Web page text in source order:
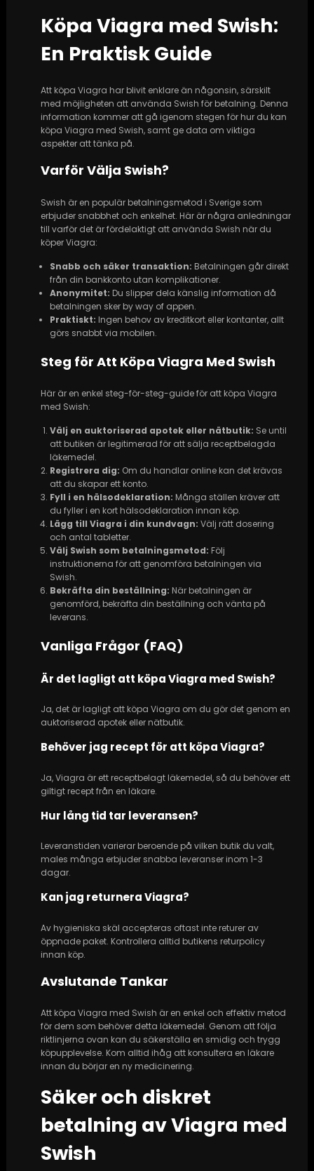
Köpa Viagra med Swish:
En Praktisk Guide
Att köpa Viagra har blivit enklare än någonsin, särskilt
med möjligheten att använda Swish för betalning. Denna
information kommer att gå igenom stegen för hur du kan
köpa Viagra med Swish, samt ge data om viktiga
aspekter att tänka på.
Varför Välja Swish?
Swish är en populär betalningsmetod i Sverige som
erbjuder snabbhet och enkelhet. Här är några anledningar
till varför det är fördelaktigt att använda Swish när du
köper Viagra:
Snabb och säker transaktion: Betalningen går direkt
från din bankkonto utan komplikationer.
Anonymitet: Du slipper dela känslig information då
betalningen sker by way of appen.
Praktiskt: Ingen behov av kreditkort eller kontanter, allt
görs snabbt via mobilen.
Steg för Att Köpa Viagra Med Swish
Här är en enkel steg-för-steg-guide för att köpa Viagra
med Swish:
Välj en auktoriserad apotek eller nätbutik: Se until
att butiken är legitimerad för att sälja receptbelagda
läkemedel.
Registrera dig: Om du handlar online kan det krävas
att du skapar ett konto.
Fyll i en hälsodeklaration: Många ställen kräver att
du fyller i en kort hälsodeklaration innan köp.
Lägg till Viagra i din kundvagn: Välj rätt dosering
och antal tabletter.
Välj Swish som betalningsmetod: Följ
instruktionerna för att genomföra betalningen via
Swish.
Bekräfta din beställning: När betalningen är
genomförd, bekräfta din beställning och vänta på
leverans.
Vanliga Frågor (FAQ)
Är det lagligt att köpa Viagra med Swish?
Ja, det är lagligt att köpa Viagra om du gör det genom en
auktoriserad apotek eller nätbutik.
Behöver jag recept för att köpa Viagra?
Ja, Viagra är ett receptbelagt läkemedel, så du behöver ett
giltigt recept från en läkare.
Hur lång tid tar leveransen?
Leveranstiden varierar beroende på vilken butik du valt,
males många erbjuder snabba leveranser inom 1-3
dagar.
Kan jag returnera Viagra?
Av hygieniska skäl accepteras oftast inte returer av
öppnade paket. Kontrollera alltid butikens returpolicy
innan köp.
Avslutande Tankar
Att köpa Viagra med Swish är en enkel och effektiv metod
för dem som behöver detta läkemedel. Genom att följa
riktlinjerna ovan kan du säkerställa en smidig och trygg
köpupplevelse. Kom alltid ihåg att konsultera en läkare
innan du börjar en ny medicinering.
Säker och diskret
betalning av Viagra med
Swish